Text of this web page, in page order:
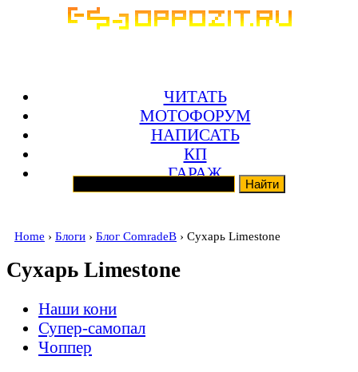
ЧИТАТЬ
МОТОФОРУМ
НАПИСАТЬ
КП
ГАРАЖ
Home › Блоги › Блог ComradeB › Сухарь Limestone
Сухарь Limestone
Наши кони
Супер-самопал
Чоппер